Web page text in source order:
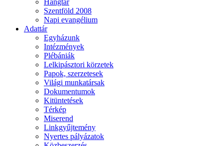
Hangtár
Szentföld 2008
Napi evangélium
Adattár
Egyházunk
Intézmények
Plébániák
Lelkipásztori körzetek
Papok, szerzetesek
Világi munkatársak
Dokumentumok
Kitüntetések
Térkép
Miserend
Linkgyűjtemény
Nyertes pályázatok